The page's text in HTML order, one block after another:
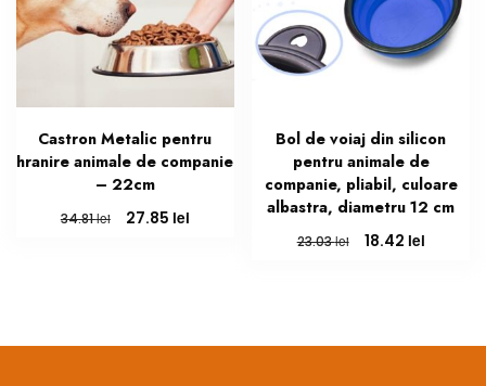
Castron Metalic pentru
hranire animale de companie
– 22cm
34.81lei
Prețul
27.85 leiPrețul
Bol de voiaj din silicon
pentru animale de
companie, pliabil, culoare
albastra, diametru 12 cm
23.03lei
Prețul
18.42 leiPrețul